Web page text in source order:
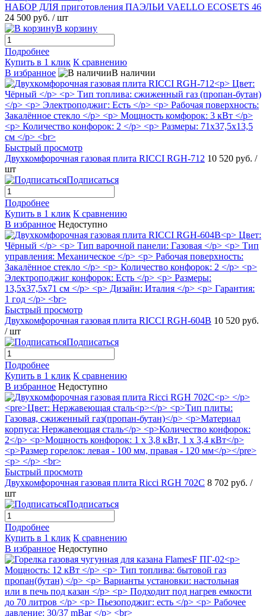
НАБОР ДЛЯ приготовления ПАЭЛЬИ VAELLO ECOSETS 46
24 500 руб. / шт
В корзину
Подробнее
Купить в 1 клик К сравнению
В избранное
В наличии
Быстрый просмотр
Двухкомфорочная газовая плита RICCI RGH-712 10 520 руб. /
шт
Подписаться
Подробнее
Купить в 1 клик К сравнению
В избранное Недоступно
Быстрый просмотр
Двухкомфорочная газовая плита RICCI RGH-604B 10 520 руб.
/ шт
Подписаться
Подробнее
Купить в 1 клик К сравнению
В избранное Недоступно
Быстрый просмотр
Двухкомфорочная газовая плита Ricci RGH 702C 8 702 руб. /
шт
Подписаться
Подробнее
Купить в 1 клик К сравнению
В избранное Недоступно